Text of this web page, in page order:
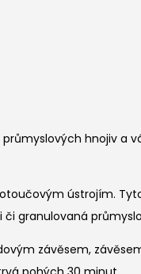
hnojiv a
ústrojím.
granulovaná
závěsem,